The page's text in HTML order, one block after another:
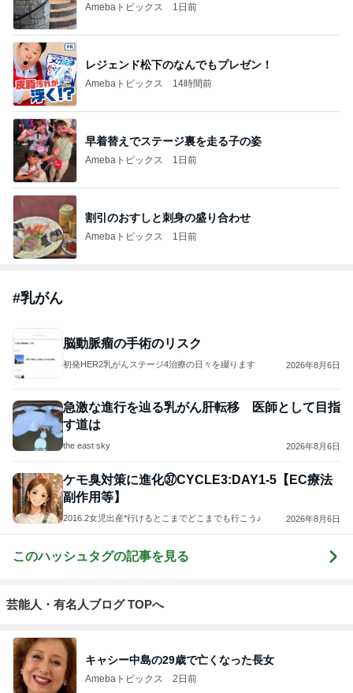
Amebaトピックス 1日前
レジェンド松下のなんでもプレゼン！
Amebaトピックス 14時間前
早着替えでステージ裏を走る子の姿
Amebaトピックス 1日前
割引のおすしと刺身の盛り合わせ
Amebaトピックス 1日前
#乳がん
脳動脈瘤の手術のリスク
初発HER2乳がんステージ4治療の日々を綴ります 2026年8月6日
急激な進行を辿る乳がん肝転移 医師として目指
す道は
the east sky 2026年8月6日
ケモ臭対策に進化㊲CYCLE3:DAY1-5【EC療法
副作用等】
2016.2女児出産*行けるとこまでどこまでも行こう♪ 2026年8月6日
このハッシュタグの記事を見る
芸能人・有名人ブログ TOPへ
キャシー中島の29歳で亡くなった長女
Amebaトピックス 2日前